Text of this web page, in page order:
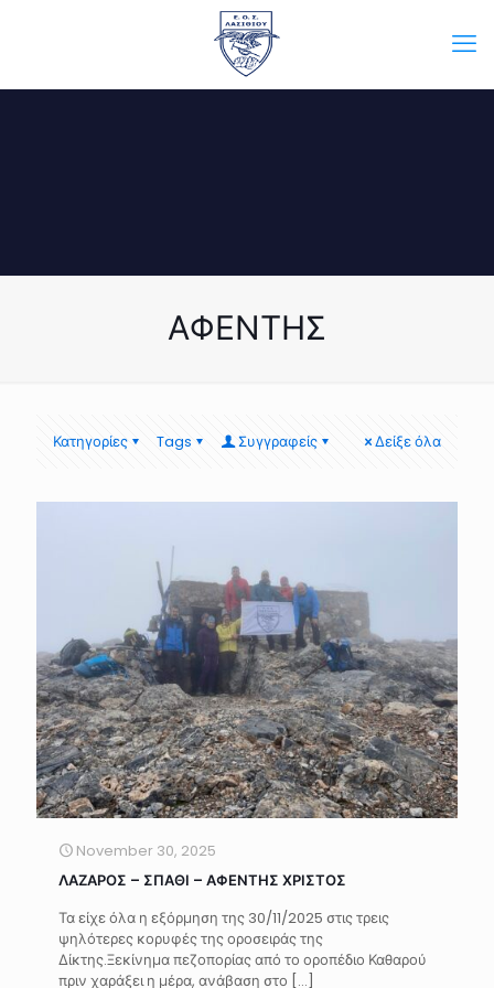
ΑΦΕΝΤΗΣ
Κατηγορίες Tags Συγγραφείς Δείξε όλα
November 30, 2025
ΛΑΖΑΡΟΣ – ΣΠΑΘΙ – ΑΦΕΝΤΗΣ ΧΡΙΣΤΟΣ
Τα είχε όλα η εξόρμηση της 30/11/2025 στις τρεις
ψηλότερες κορυφές της οροσειράς της
Δίκτης.Ξεκίνημα πεζοπορίας από το οροπέδιο Καθαρού
πριν χαράξει η μέρα, ανάβαση στο […]